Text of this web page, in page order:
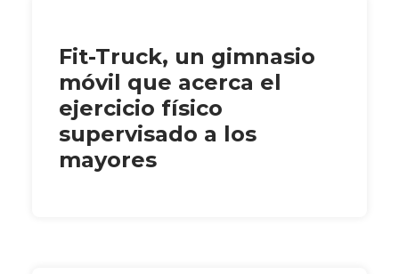
Fit-Truck, un gimnasio
móvil que acerca el
ejercicio físico
supervisado a los
mayores